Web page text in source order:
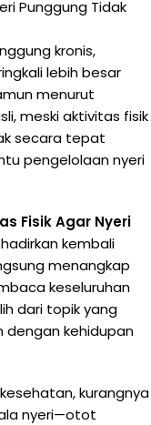
kronis,
lebih besar
menurut
meski aktivitas fisik
secara tepat
pengelolaan nyeri
Fisik Agar Nyeri
kembali
menangkap
keseluruhan
dari topik yang
dengan kehidupan
kurangnya
nyeri—otot